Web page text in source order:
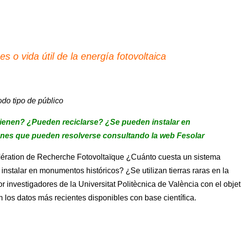
o vida útil de la energía fotovoltaica
tipo de público
¿Pueden reciclarse? ¿Se pueden instalar en
que pueden resolverse consultando la web Fesolar
de Recherche Fotovoltaïque ¿Cuánto cuesta un sistema
en monumentos históricos? ¿Se utilizan tierras raras en la
investigadores de la Universitat Politècnica de València con el
datos más recientes disponibles con base científica.